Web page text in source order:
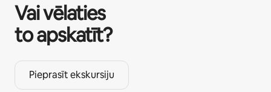
Vai vēlaties
to apskatīt?
Pieprasīt ekskursiju